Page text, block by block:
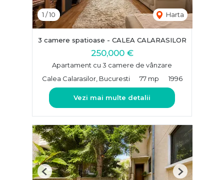
1 /10 Harta
3 camere spatioase - CALEA CALARASILOR
250,000 €
Apartament cu 3 camere de vânzare
Calea Calarasilor, Bucuresti
77 mp 1996
Vezi mai multe detalii
Previous Next